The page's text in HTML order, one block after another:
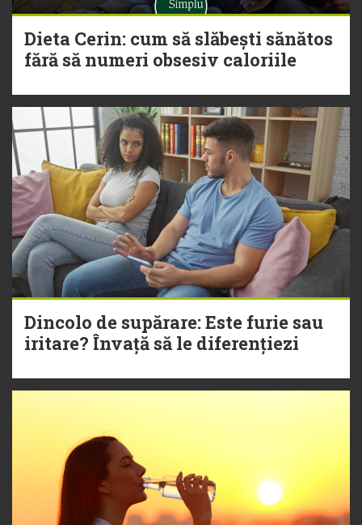
Dieta Cerin: cum să slăbești sănătos
fără să numeri obsesiv caloriile
Dincolo de supărare: Este furie sau
iritare? Învață să le diferențiezi